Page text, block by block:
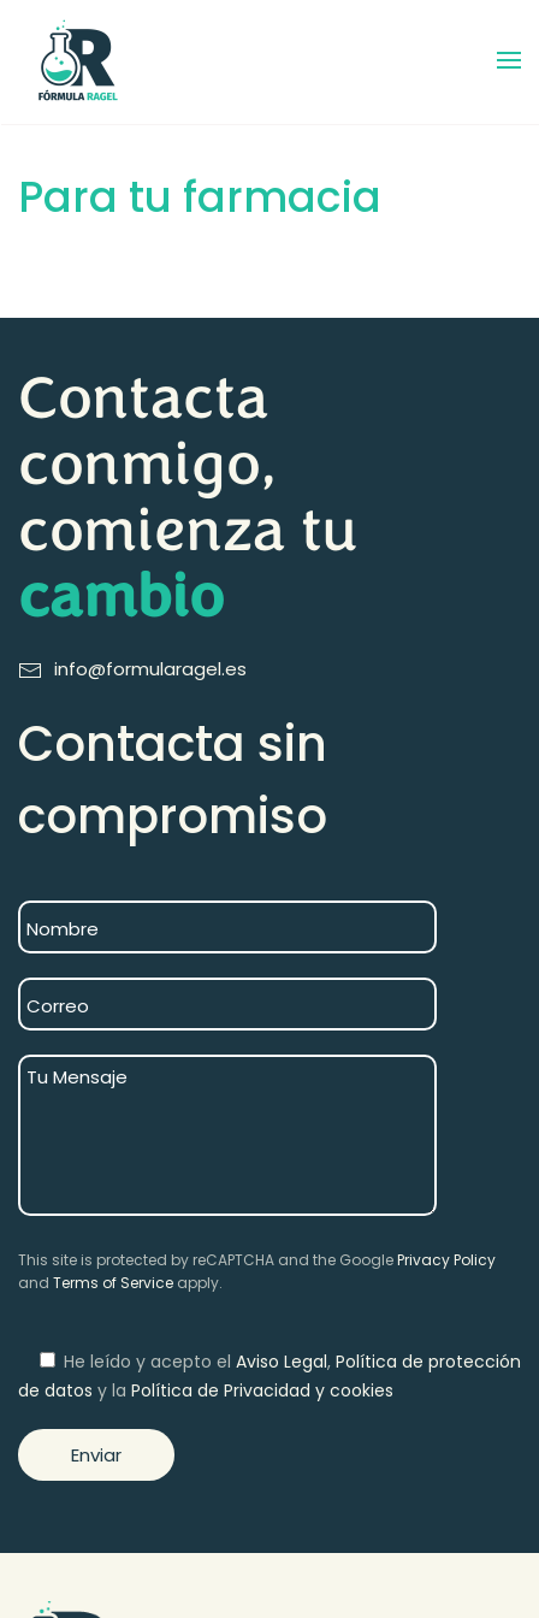
Ir al contenido
Para tu farmacia
Contacta
conmigo,
comienza tu
cambio
info@formularagel.es
Contacta sin
compromiso
This site is protected by reCAPTCHA and the GooglePrivacy Policy
and Terms of Service apply.
He leído y acepto el Aviso Legal, Política de protección
de datos y la Política de Privacidad y cookies